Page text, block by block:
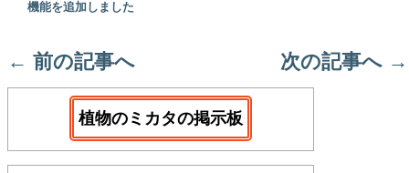
機能を追加しました
← 前の記事へ 次の記事へ →
植物のミカタの掲示板